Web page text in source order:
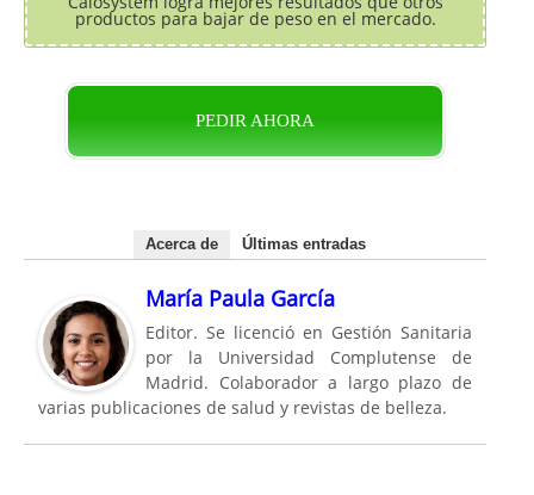
productos para bajar de peso en el mercado.
PEDIR AHORA
Acerca de Últimas entradas
María Paula García
Editor. Se licenció en Gestión Sanitaria
por la Universidad Complutense de
Madrid. Colaborador a largo plazo de
varias publicaciones de salud y revistas de belleza.